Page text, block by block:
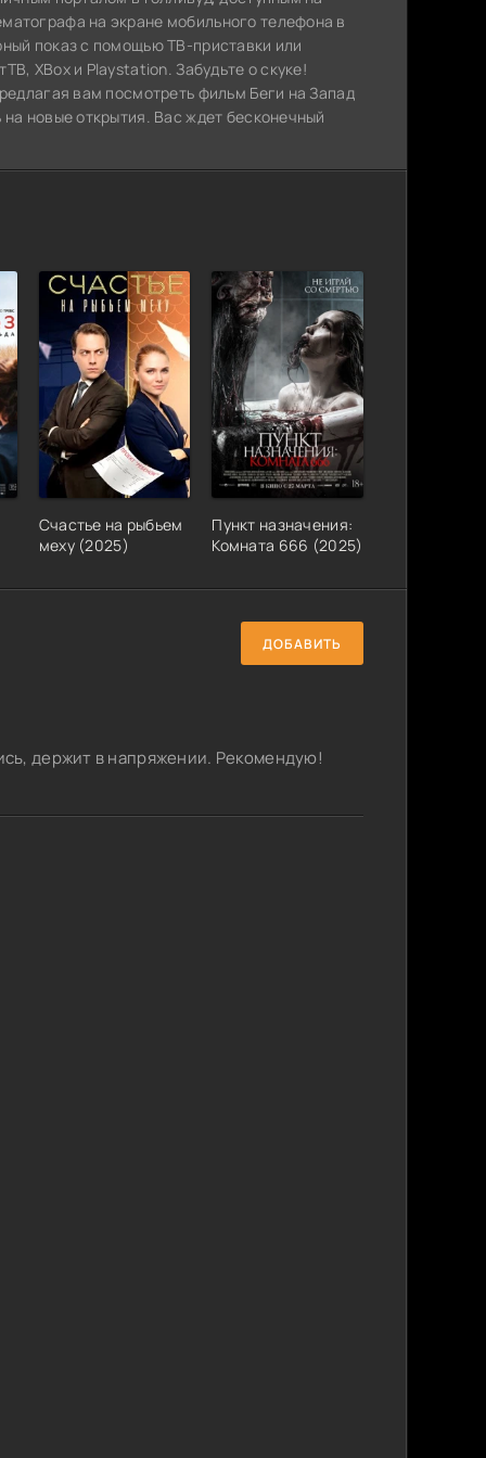
на экране мобильного телефона в
показ с помощью ТВ-приставки или
XBox и Playstation. Забудьте о скуке!
вам посмотреть фильм Беги на Запад
новые открытия. Вас ждет бесконечный
Счастье на рыбьем
меху (2025)
Пункт назначения:
Комната 666 (2025)
ДОБАВИТЬ
держит в напряжении. Рекомендую!